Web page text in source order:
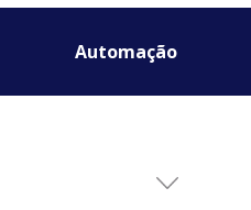
Automação